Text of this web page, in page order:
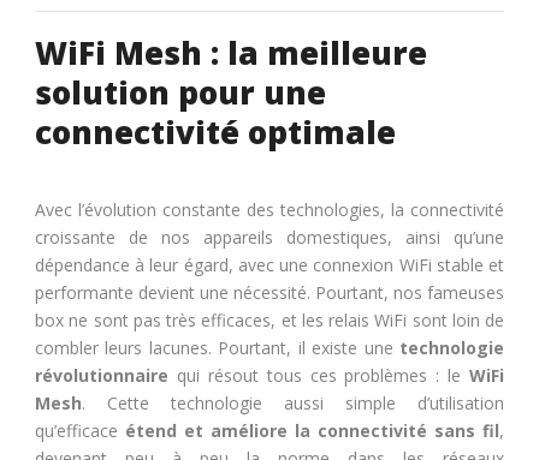
WiFi Mesh : la meilleure
solution pour une
connectivité optimale
Avec l’évolution constante des technologies, la connectivité
croissante de nos appareils domestiques, ainsi qu’une
dépendance à leur égard, avec une connexion WiFi stable et
performante devient une nécessité. Pourtant, nos fameuses
box ne sont pas très efficaces, et les relais WiFi sont loin de
combler leurs lacunes. Pourtant, il existe une technologie
révolutionnaire qui résout tous ces problèmes : le WiFi
Mesh. Cette technologie aussi simple d’utilisation
qu’efficace étend et améliore la connectivité sans fil,